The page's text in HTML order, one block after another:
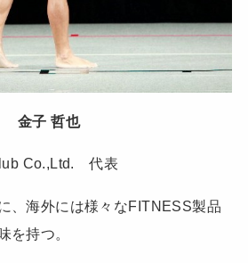
金子 哲也
Co.,Ltd. 代表
、海外には様々なFITNESS製品
を持つ。